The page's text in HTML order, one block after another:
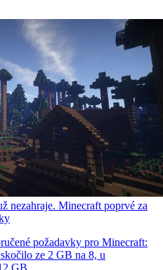
nezahraje. Minecraft poprvé za
požadavky pro Minecraft:
ze 2 GB na 8, u
GB.